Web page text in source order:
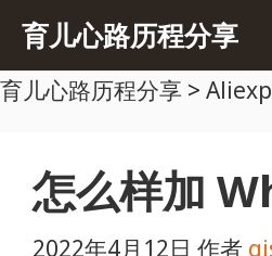
内
育儿心路历程分享
育儿心路历程分享 >
怎么样加
2022年4月12日 作者